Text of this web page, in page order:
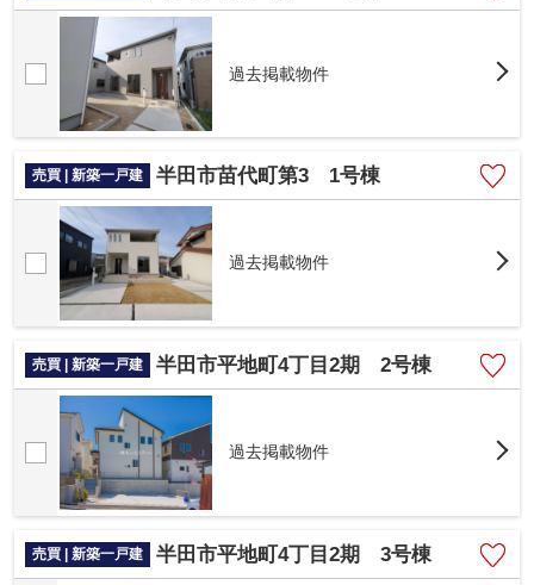
過去掲載物件
売買 | 新築一戸建 半田市苗代町第3 1号棟
過去掲載物件
売買 | 新築一戸建 半田市平地町4丁目2期 2号棟
過去掲載物件
売買 | 新築一戸建 半田市平地町4丁目2期 3号棟